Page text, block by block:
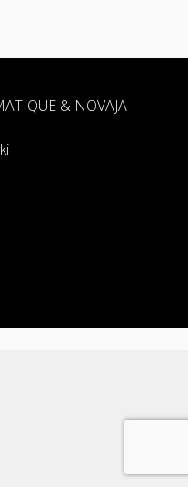
& NOVAJA